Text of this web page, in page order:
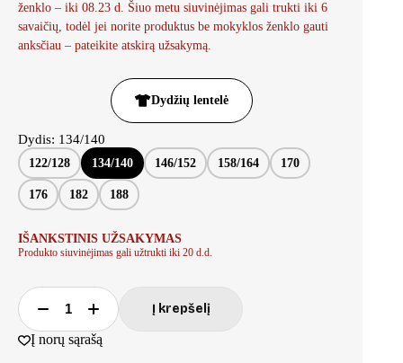
ženklo – iki 08.23 d. Šiuo metu siuvinėjimas gali trukti iki 6
savaičių, todėl jei norite produktus be mokyklos ženklo gauti
anksčiau – pateikite atskirą užsakymą.
Dydžių lentelė
Dydis: 134/140
122/128 134/140 146/152 158/164 170
176 182 188
IŠANKSTINIS UŽSAKYMAS
Produkto siuvinėjimas gali užtrukti iki 20 d.d.
Į krepšelį
Į norų sąrašą